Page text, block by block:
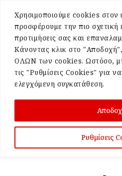
Χρησιμοποιούμε cookies στον
προσφέρουμε την πιο σχετική
προτιμήσεις σας και
Κάνοντας κλικ στο "Αποδοχή",
ΟΛΩΝ των cookies. Ωστόσο,
τις "Ρυθμίσεις Cookies" για
ελεγχόμενη συγκατάθεση.
Ρυθμίσεις